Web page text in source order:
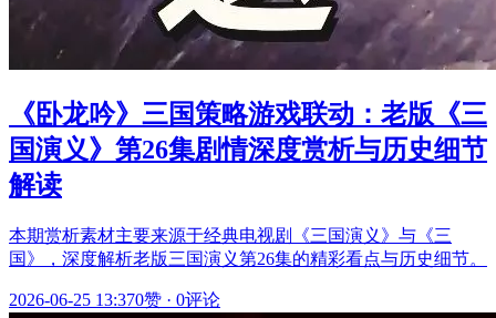
《卧龙吟》三国策略游戏联动：老版《三
国演义》第26集剧情深度赏析与历史细节
解读
本期赏析素材主要来源于经典电视剧《三国演义》与《三
国》，深度解析老版三国演义第26集的精彩看点与历史细节。
2026-06-25 13:370赞 · 0评论